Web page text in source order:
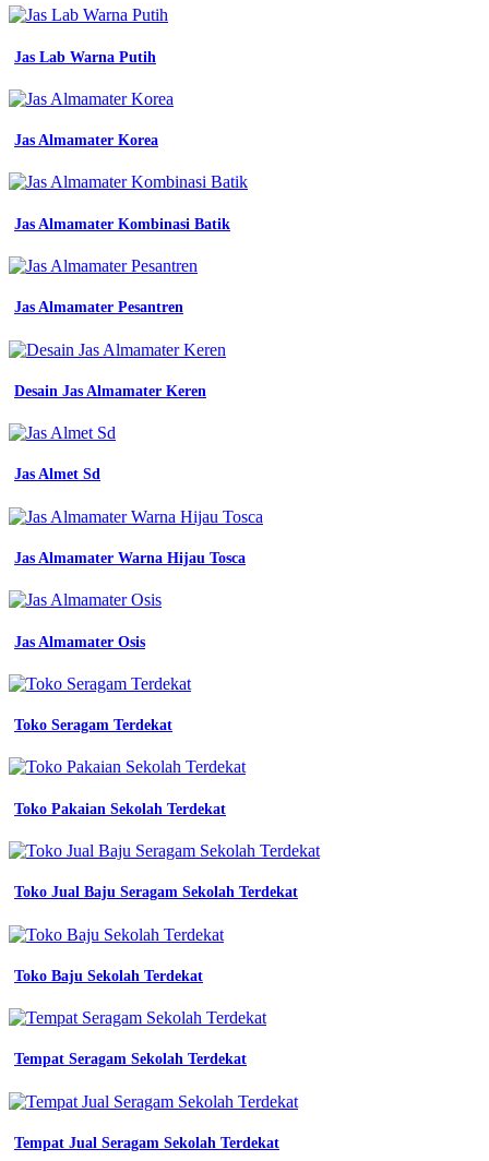
elektrik
jual
a
blazer
seragam
pdh
Blazer
Kerja
Wanita
Seragam
Kerja
Wanita
wanita
khaki
seragam
seragam
wanita
Bikon
baju
seragam
surabaya
desain
abu
batik
dasi
premium
hitam
merah
wanita
kerja
furing
Jas Lab Warna Putih
Jas Almamater Korea
Jas Almamater Kombinasi Batik
Jas Almamater Pesantren
Desain Jas Almamater Keren
Jas Almet Sd
Jas Almamater Warna Hijau Tosca
Jas Almamater Osis
Toko Seragam Terdekat
Toko Pakaian Sekolah Terdekat
Toko Jual Baju Seragam Sekolah Terdekat
Toko Baju Sekolah Terdekat
Tempat Seragam Sekolah Terdekat
Tempat Jual Seragam Sekolah Terdekat